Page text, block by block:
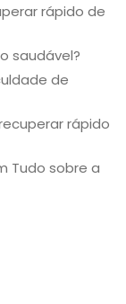
rápido de
saudável?
de
rápido
Tudo sobre a